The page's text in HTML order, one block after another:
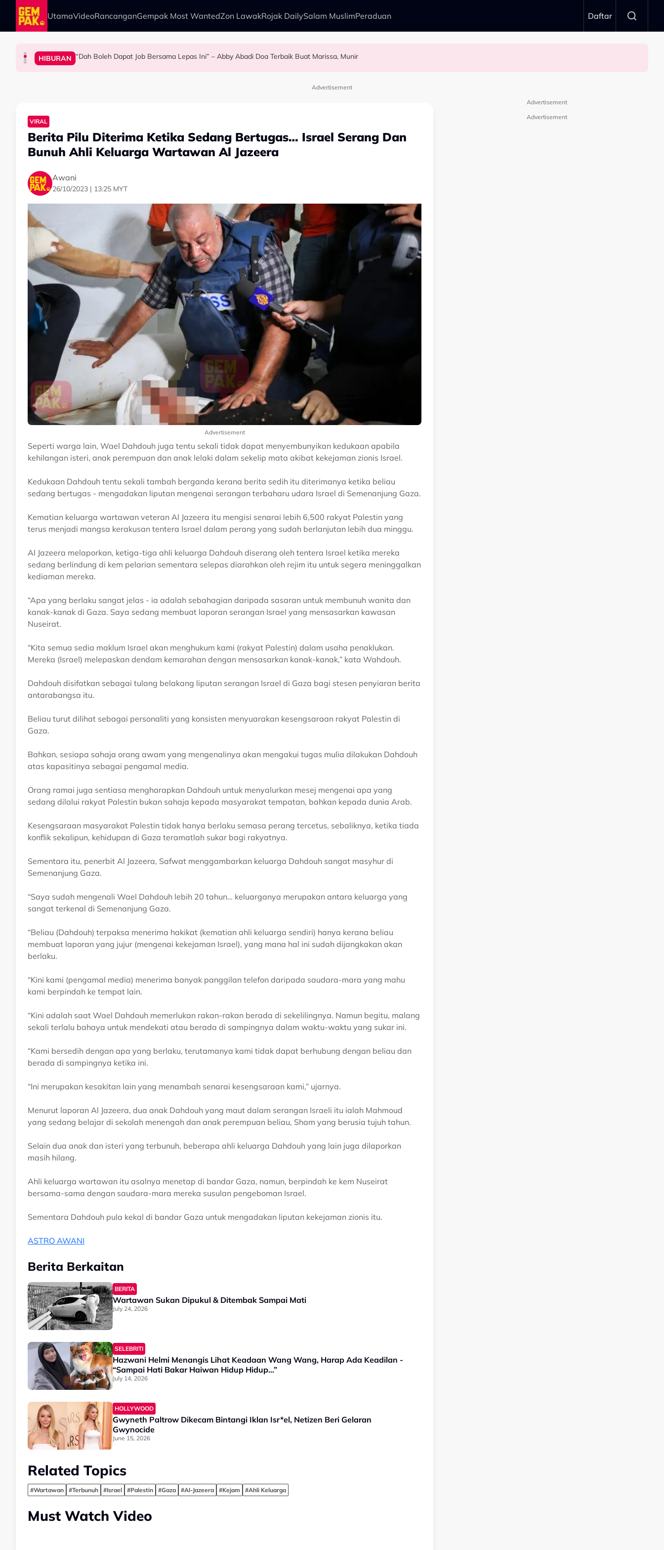
Skip to main content
UtamaVideoRancanganGempak Most WantedZon LawakRojak DailySalam MuslimPeraduan Daftar
HIBURAN Bawa Anak Ke Klinik, Syasya Rizal Terkejut Dikenali Doktor
HIBURAN “Dah Boleh Dapat Job Bersama Lepas Ini” – Abby Abadi Doa Terbaik Buat Marissa, Munir
SELEBRITI Michelle Yeoh Dinobatkan ‘Tokoh Perfileman Asia Tahun Ini’ Di BIFF
BERITA Kasihnya Ibu, Ikan Lumba-Lumba Enggan Tinggalkan Anak Yang Sudah Mati
Advertisement
VIRAL
Berita Pilu Diterima Ketika Sedang Bertugas… Israel Serang Dan
Bunuh Ahli Keluarga Wartawan Al Jazeera
Awani
26/10/2023 | 13:25 MYT
Advertisement
Seperti warga lain, Wael Dahdouh juga tentu sekali tidak dapat menyembunyikan kedukaan apabila
kehilangan isteri, anak perempuan dan anak lelaki dalam sekelip mata akibat kekejaman zionis Israel.
Kedukaan Dahdouh tentu sekali tambah berganda kerana berita sedih itu diterimanya ketika beliau
sedang bertugas - mengadakan liputan mengenai serangan terbaharu udara Israel di Semenanjung Gaza.
Kematian keluarga wartawan veteran Al Jazeera itu mengisi senarai lebih 6,500 rakyat Palestin yang
terus menjadi mangsa kerakusan tentera Israel dalam perang yang sudah berlanjutan lebih dua minggu.
Al Jazeera melaporkan, ketiga-tiga ahli keluarga Dahdouh diserang oleh tentera Israel ketika mereka
sedang berlindung di kem pelarian sementara selepas diarahkan oleh rejim itu untuk segera meninggalkan
kediaman mereka.
“Apa yang berlaku sangat jelas - ia adalah sebahagian daripada sasaran untuk membunuh wanita dan
kanak-kanak di Gaza. Saya sedang membuat laporan serangan Israel yang mensasarkan kawasan
Nuseirat.
“Kita semua sedia maklum Israel akan menghukum kami (rakyat Palestin) dalam usaha penaklukan.
Mereka (Israel) melepaskan dendam kemarahan dengan mensasarkan kanak-kanak,” kata Wahdouh.
Dahdouh disifatkan sebagai tulang belakang liputan serangan Israel di Gaza bagi stesen penyiaran berita
antarabangsa itu.
Beliau turut dilihat sebagai personaliti yang konsisten menyuarakan kesengsaraan rakyat Palestin di
Gaza.
Bahkan, sesiapa sahaja orang awam yang mengenalinya akan mengakui tugas mulia dilakukan Dahdouh
atas kapasitinya sebagai pengamal media.
Orang ramai juga sentiasa mengharapkan Dahdouh untuk menyalurkan mesej mengenai apa yang
sedang dilalui rakyat Palestin bukan sahaja kepada masyarakat tempatan, bahkan kepada dunia Arab.
Kesengsaraan masyarakat Palestin tidak hanya berlaku semasa perang tercetus, sebaliknya, ketika tiada
konflik sekalipun, kehidupan di Gaza teramatlah sukar bagi rakyatnya.
Sementara itu, penerbit Al Jazeera, Safwat menggambarkan keluarga Dahdouh sangat masyhur di
Semenanjung Gaza.
“Saya sudah mengenali Wael Dahdouh lebih 20 tahun… keluarganya merupakan antara keluarga yang
sangat terkenal di Semenanjung Gaza.
“Beliau (Dahdouh) terpaksa menerima hakikat (kematian ahli keluarga sendiri) hanya kerana beliau
membuat laporan yang jujur (mengenai kekejaman Israel), yang mana hal ini sudah dijangkakan akan
berlaku.
“Kini kami (pengamal media) menerima banyak panggilan telefon daripada saudara-mara yang mahu
kami berpindah ke tempat lain.
“Kini adalah saat Wael Dahdouh memerlukan rakan-rakan berada di sekelilingnya. Namun begitu, malang
sekali terlalu bahaya untuk mendekati atau berada di sampingnya dalam waktu-waktu yang sukar ini.
“Kami bersedih dengan apa yang berlaku, terutamanya kami tidak dapat berhubung dengan beliau dan
berada di sampingnya ketika ini.
“Ini merupakan kesakitan lain yang menambah senarai kesengsaraan kami,” ujarnya.
Menurut laporan Al Jazeera, dua anak Dahdouh yang maut dalam serangan Israeli itu ialah Mahmoud
yang sedang belajar di sekolah menengah dan anak perempuan beliau, Sham yang berusia tujuh tahun.
Selain dua anak dan isteri yang terbunuh, beberapa ahli keluarga Dahdouh yang lain juga dilaporkan
masih hilang.
Ahli keluarga wartawan itu asalnya menetap di bandar Gaza, namun, berpindah ke kem Nuseirat
bersama-sama dengan saudara-mara mereka susulan pengeboman Israel.
Sementara Dahdouh pula kekal di bandar Gaza untuk mengadakan liputan kekejaman zionis itu.
ASTRO AWANI
Berita Berkaitan
BERITA
Wartawan Sukan Dipukul & Ditembak Sampai Mati
July 24, 2026
SELEBRITI
Hazwani Helmi Menangis Lihat Keadaan Wang Wang, Harap Ada Keadilan -
“Sampai Hati Bakar Haiwan Hidup Hidup…”
July 14, 2026
HOLLYWOOD
Gwyneth Paltrow Dikecam Bintangi Iklan Isr*el, Netizen Beri Gelaran
Gwynocide
June 15, 2026
Related Topics
#Wartawan #Terbunuh #Israel #Palestin #Gaza #Al-Jazeera #Kejam #Ahli Keluarga
Must Watch Video
Advertisement
Advertisement